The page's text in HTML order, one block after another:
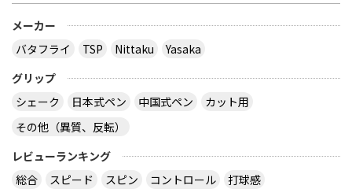
メーカー
バタフライ
TSP Nittaku
Yasaka
グリップ
シェーク
日本式ペン 中国式ペン
カット用
その他（異質、反転）
レビューランキング
総合
スピード スピン コントロール 打球感